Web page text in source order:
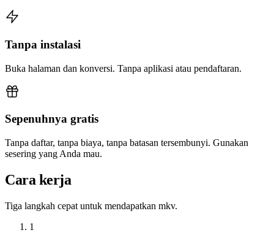
Tanpa instalasi
Buka halaman dan konversi. Tanpa aplikasi atau pendaftaran.
Sepenuhnya gratis
Tanpa daftar, tanpa biaya, tanpa batasan tersembunyi. Gunakan
sesering yang Anda mau.
Cara kerja
Tiga langkah cepat untuk mendapatkan mkv.
1